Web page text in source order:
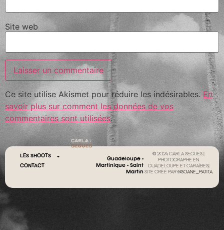
Site web
Ce site utilise Akismet pour réduire les indésirables. En
savoir plus sur comment les données de vos
commentaires sont utilisées.
LES SHOOTS
CONTACT
Guadeloupe •
Martinique • Saint
Martin
© 2024 CARLA SEGUES |
PHOTOGRAPHE EN
GUADELOUPE ET CARAÏBES|
SITE CRÉÉ PAR@SOANE_PATITA